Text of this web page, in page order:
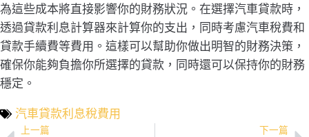
為這些成本將直接影響你的財務狀況。在選擇汽車貸款時，
透過貸款利息計算器來計算你的支出，同時考慮汽車稅費和
貸款手續費等費用。這樣可以幫助你做出明智的財務決策，
確保你能夠負擔你所選擇的貸款，同時還可以保持你的財務
穩定。
汽車貸款利息稅費用
上一篇 下一篇